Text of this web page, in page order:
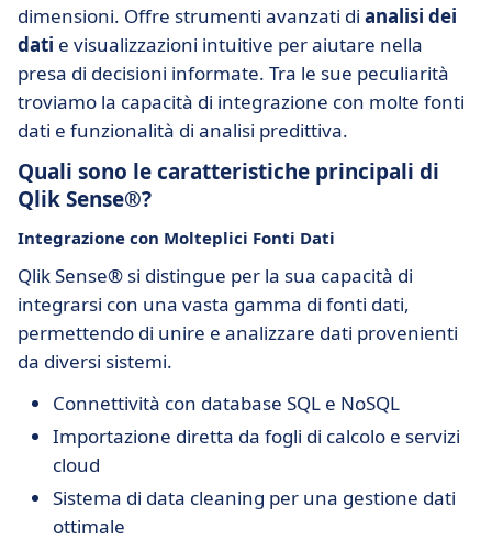
dimensioni. Offre strumenti avanzati di analisi dei
dati e visualizzazioni intuitive per aiutare nella
presa di decisioni informate. Tra le sue peculiarità
troviamo la capacità di integrazione con molte fonti
dati e funzionalità di analisi predittiva.
Quali sono le caratteristiche principali di
Qlik Sense®?
Integrazione con Molteplici Fonti Dati
Qlik Sense® si distingue per la sua capacità di
integrarsi con una vasta gamma di fonti dati,
permettendo di unire e analizzare dati provenienti
da diversi sistemi.
Connettività con database SQL e NoSQL
Importazione diretta da fogli di calcolo e servizi
cloud
Sistema di data cleaning per una gestione dati
ottimale